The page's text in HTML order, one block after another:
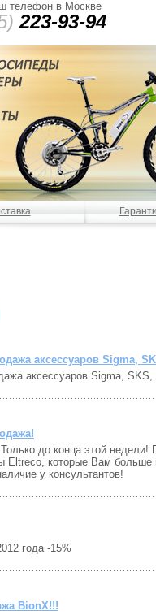
телефон в Москве
223-93-94
аксессуаров Sigma,
аксессуаров Sigma, SKS,
до конца этой недели!
Eltreco, которые Вам
у консультантов!
года -15%
BionX!!!